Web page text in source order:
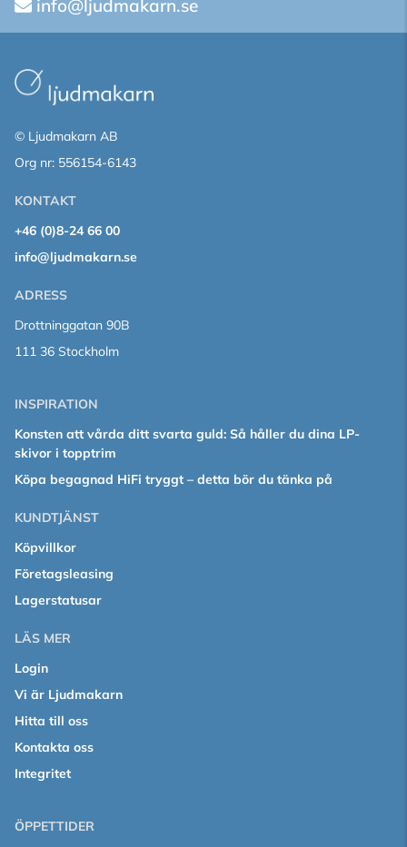
info@ljudmakarn.se
© Ljudmakarn AB
Org nr: 556154-6143
KONTAKT
+46 (0)8-24 66 00
info@ljudmakarn.se
ADRESS
Drottninggatan 90B
111 36 Stockholm
INSPIRATION
Konsten att vårda ditt svarta guld: Så håller du dina LP-
skivor i topptrim
Köpa begagnad HiFi tryggt – detta bör du tänka på
KUNDTJÄNST
Köpvillkor
Företagsleasing
Lagerstatusar
LÄS MER
Login
Vi är Ljudmakarn
Hitta till oss
Kontakta oss
Integritet
ÖPPETTIDER